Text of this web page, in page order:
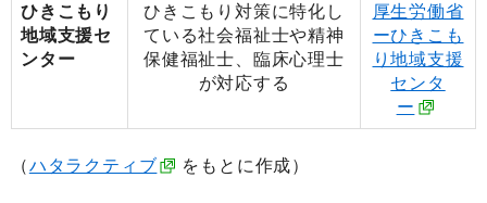
ひきこもり
地域支援セ
ンター
ひきこもり対策に特化し
ている社会福祉士や精神
保健福祉士、臨床心理士
が対応する
厚生労働省
ーひきこも
り地域支援
センタ
ー
（ハタラクティブ をもとに作成）